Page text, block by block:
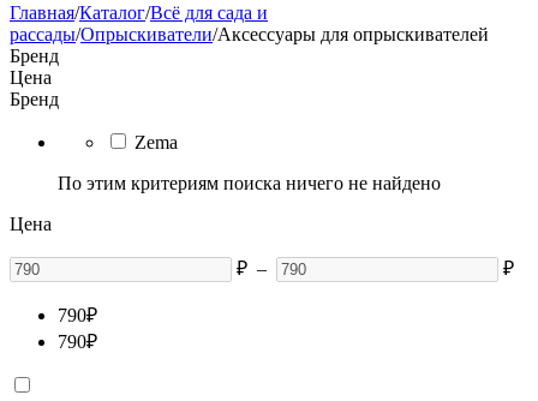
Главная/Каталог/Всё для сада и
рассады/Опрыскиватели/Аксессуары для опрыскивателей
Бренд
Цена
Бренд
Zema
По этим критериям поиска ничего не найдено
Цена
₽ – ₽
790₽
790₽